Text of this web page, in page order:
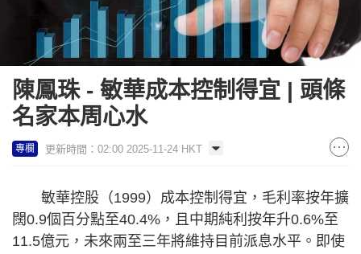
陳鳳珠 - 敏華成本控制得宜 | 頭條
名家本周心水
專欄 更新時間：02:00 2025-11-24 HKT
敏華控股（1999）成本控制得宜，毛利率按年擴
闊0.9個百分點至40.4%，且中期純利按年升0.6%至
11.5億元，未來兩至三年將維持目前派息水平。即使